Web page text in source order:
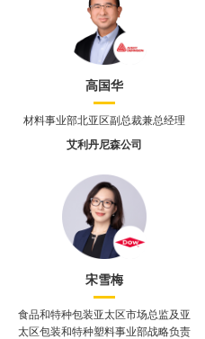
高国华
材料事业部北亚区副总裁兼总经理
艾利丹尼森公司
宋雪梅
食品和特种包装亚太区市场总监及亚
太区包装和特种塑料事业部战略负责